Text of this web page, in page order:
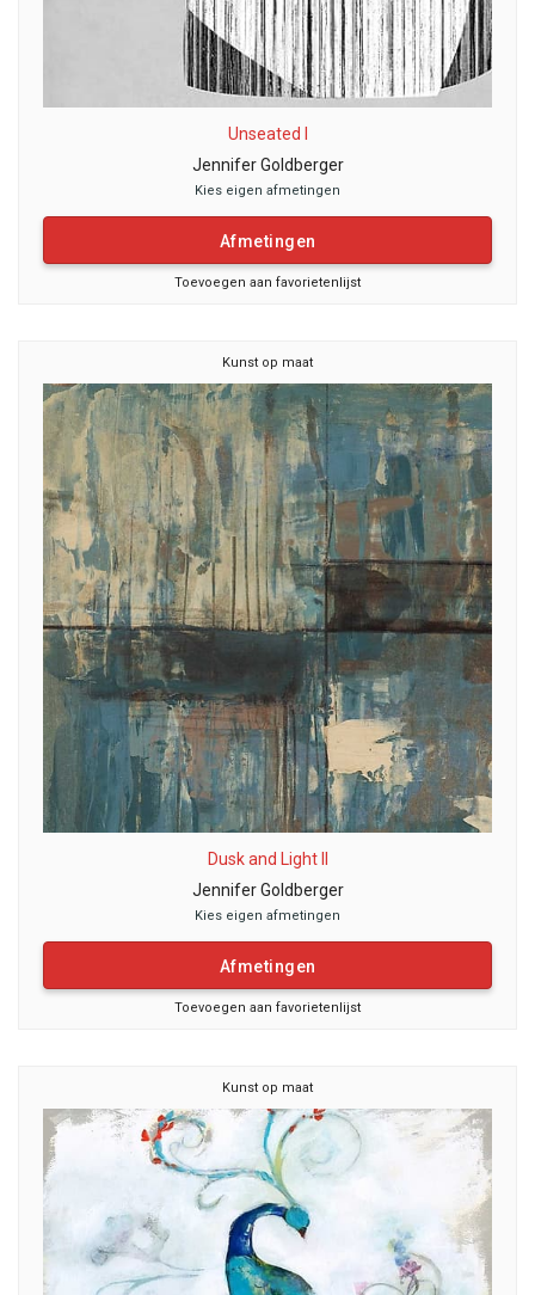
Unseated I
Jennifer Goldberger
Kies eigen afmetingen
Afmetingen
Toevoegen aan favorietenlijst
Kunst op maat
Dusk and Light II
Jennifer Goldberger
Kies eigen afmetingen
Afmetingen
Toevoegen aan favorietenlijst
Kunst op maat